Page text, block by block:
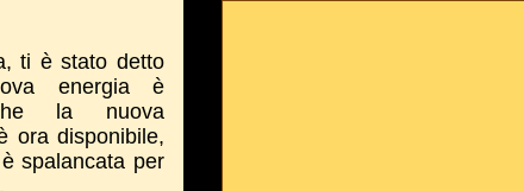
ti è stato detto
energia è
la nuova
ora disponibile,
spalancata per